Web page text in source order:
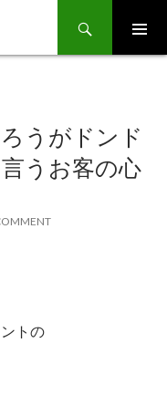
うがドンド
うお客の心
トの